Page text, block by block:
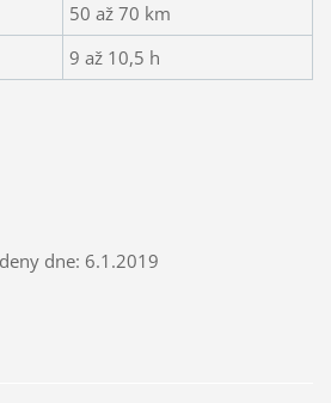
50 až 70 km
9 až 10,5 h
dne: 6.1.2019